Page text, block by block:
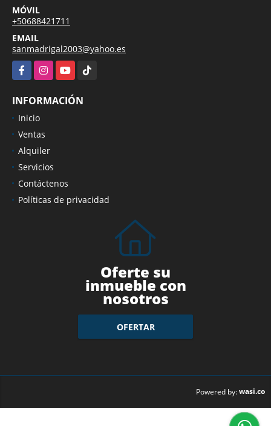
MÓVIL
+50688421711
EMAIL
sanmadrigal2003@yahoo.es
FacebookInstagramYouTubeTikTok
INFORMACIÓN
Inicio
Ventas
Alquiler
Servicios
Contáctenos
Políticas de privacidad
Oferte su
inmueble con
nosotros
OFERTAR
Powered by:wasi.co